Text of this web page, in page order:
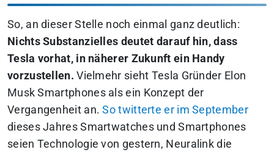
So, an dieser Stelle noch einmal ganz deutlich:
Nichts Substanzielles deutet darauf hin, dass
Tesla vorhat, in näherer Zukunft ein Handy
vorzustellen.Vielmehr sieht Tesla Gründer Elon
Musk Smartphones als ein Konzept der
Vergangenheit an.So twitterte er im September
dieses Jahres Smartwatches und Smartphones
seien Technologie von gestern, Neuralink die